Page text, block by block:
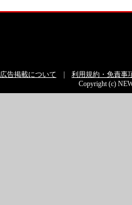
広告掲載について
利用規約・免責事
Copyright (c)